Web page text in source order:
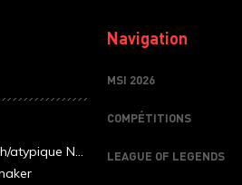
atypique N...
Navigation
MSI 2026
COMPÉTITIONS
LEAGUE OF LEGENDS